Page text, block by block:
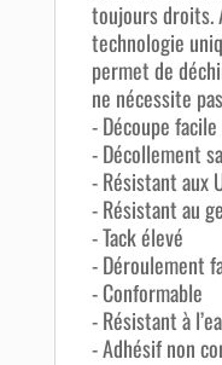
toujours droits.
technologie
permet de
ne nécessite
- Découpe facile
- Décollement
- Résistant aux
- Résistant au
- Tack élevé
- Déroulement
- Conformable
- Résistant à
- Adhésif non